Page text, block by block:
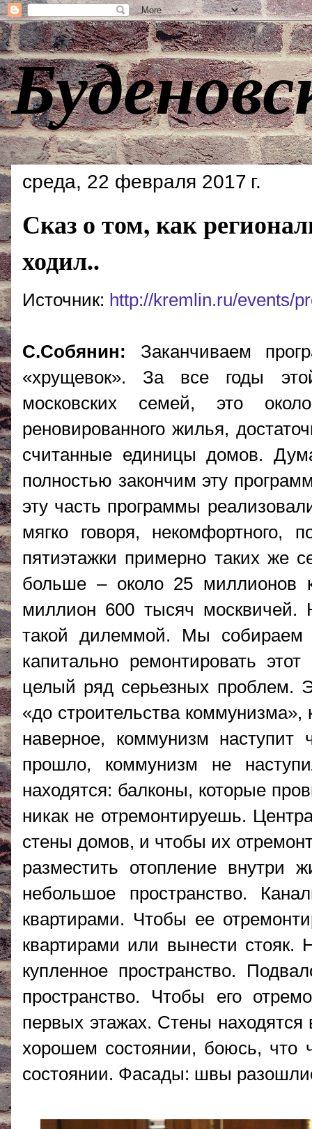
среда, 22 февраля 2017 г.
Сказ о том, как
ходил..
Источник: http://kremlin.ru/events/
С.Собянин: Заканчиваем
«хрущевок». За все годы
московских семей, это
реновированного жилья,
считанные единицы домов.
полностью закончим эту
эту часть программы
мягко говоря, некомфортного,
пятиэтажки примерно таких же
больше – около 25 миллионов
миллион 600 тысяч
такой дилеммой. Мы собираем
капитально ремонтировать
целый ряд серьезных проблем.
«до строительства коммунизма»,
наверное, коммунизм
прошло, коммунизм не
находятся: балконы, которые
никак не отремонтируешь.
стены домов, и чтобы их
разместить отопление
небольшое пространство.
квартирами. Чтобы ее
квартирами или вынести стояк.
купленное пространство.
пространство. Чтобы его
первых этажах. Стены
хорошем состоянии, боюсь, что
состоянии. Фасады: швы